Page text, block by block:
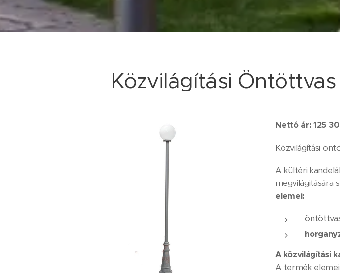
Közvilágítási
Nettó ár: 125
Közvilágítási
A kültéri
megvilágitására
elemei:
A közvilágítási
A termék